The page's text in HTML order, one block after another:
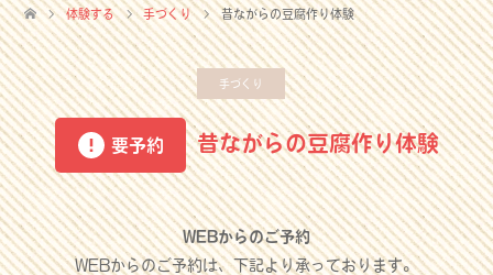
体験する 手づくり 昔ながらの豆腐作り体験
手づくり
要予約 昔ながらの豆腐作り体験
WEBからのご予約
WEBからのご予約は、下記より承っております。